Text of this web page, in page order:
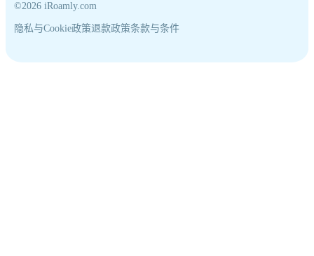
©2026 iRoamly.com
隐私与Cookie政策退款政策条款与条件